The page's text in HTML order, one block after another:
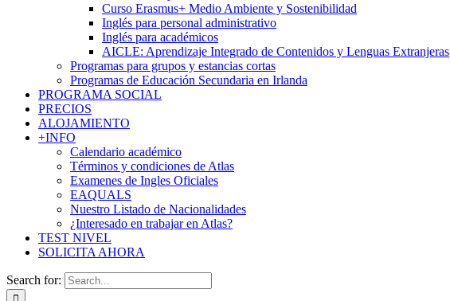
Curso Erasmus+ Medio Ambiente y Sostenibilidad
Inglés para personal administrativo
Inglés para académicos
AICLE: Aprendizaje Integrado de Contenidos y Lenguas Extranjeras
Programas para grupos y estancias cortas
Programas de Educación Secundaria en Irlanda
PROGRAMA SOCIAL
PRECIOS
ALOJAMIENTO
+INFO
Calendario académico
Términos y condiciones de Atlas
Examenes de Ingles Oficiales
EAQUALS
Nuestro Listado de Nacionalidades
¿Interesado en trabajar en Atlas?
TEST NIVEL
SOLICITA AHORA
Search for: